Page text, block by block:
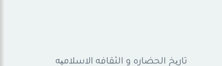
تاریخ الحضاره و الثقافه الاسلامیه